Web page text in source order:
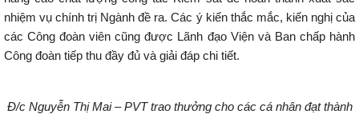
nhiệm vụ chính trị Ngành đề ra. Các ý kiến thắc mắc, kiến nghị của
các Công đoàn viên cũng được Lãnh đạo Viện và Ban chấp hành
Công đoàn tiếp thu đầy đủ và giải đáp chi tiết.
Đ/c Nguyễn Thị Mai – PVT trao thưởng cho các cá nhân đạt thành